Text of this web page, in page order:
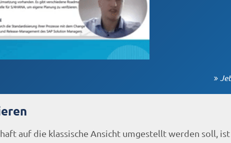
auf die klassische Ansicht umgestellt werden soll,